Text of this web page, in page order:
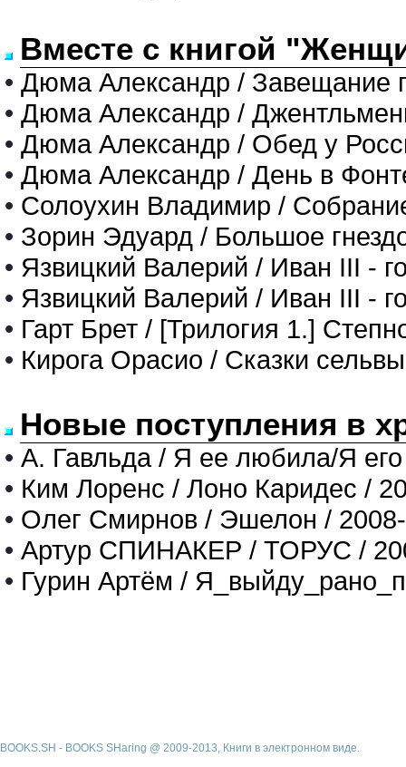
Вместе с книгой
• Дюма Александр / Завещание
• Дюма Александр /
• Дюма Александр / Обед у
• Дюма Александр / День в
• Солоухин Владимир /
• Зорин Эдуард / Большое
• Язвицкий Валерий / Иван III -
• Язвицкий Валерий / Иван III -
• Гарт Брет / [Трилогия 1.]
• Кирога Орасио / Сказки
Новые поступления в
• А. Гавльда / Я ее любила/Я
• Ким Лоренс / Лоно Каридес /
• Олег Смирнов / Эшелон /
• Артур СПИНАКЕР / ТОРУС /
• Гурин Артём /
BOOKS.SH - BOOKS SHaring @ 2009-2013, Книги в электронном виде.